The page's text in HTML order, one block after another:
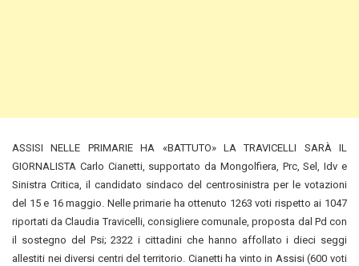
ASSISI NELLE PRIMARIE HA «BATTUTO» LA TRAVICELLI SARÀ IL
GIORNALISTA Carlo Cianetti, supportato da Mongolfiera, Prc, Sel, Idv e
Sinistra Critica, il candidato sindaco del centrosinistra per le votazioni
del 15 e 16 maggio. Nelle primarie ha ottenuto 1263 voti rispetto ai 1047
riportati da Claudia Travicelli, consigliere comunale, proposta dal Pd con
il sostegno del Psi; 2322 i cittadini che hanno affollato i dieci seggi
allestiti nei diversi centri del territorio.Cianetti ha vinto in Assisi (600 voti